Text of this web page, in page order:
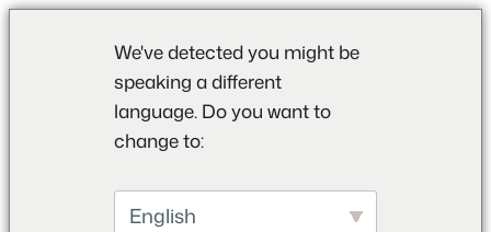
We've detected you might be
speaking a different
language. Do you want to
change to:
English